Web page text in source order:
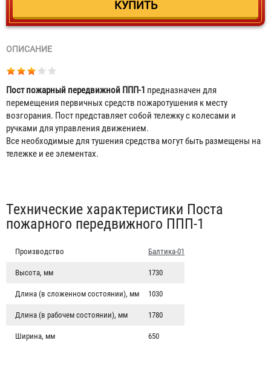
ОПИСАНИЕ
Пост пожарный передвижной ППП-1 предназначен для
перемещения первичных средств пожаротушения к месту
возгорания. Пост представляет собой тележку с колесами и
ручками для управления движением.
Все необходимые для тушения средства могут быть размещены на
тележке и ее элементах.
Табы
Технические характеристики Поста
пожарного передвижного ППП-1
Производство Балтика-01
Высота, мм 1730
Длина (в сложенном состоянии), мм 1030
Длина (в рабочем состоянии), мм 1780
Ширина, мм 650